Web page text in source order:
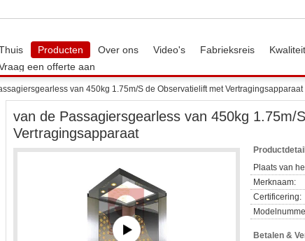
Producten Over ons Video's Fabrieksreis
een offerte aan
van 450kg 1.75m/S de Observatielift met Vertragingsapparaat
van de Passagiersgearless van 450kg 1.75m/
Vertragingsapparaat
Plaats van
Merknaam:
Certificering:
Betalen &